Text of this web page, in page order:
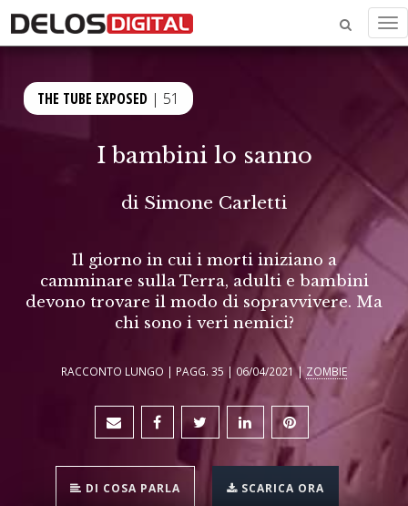
THE TUBE EXPOSED | 51
I bambini lo sanno
di Simone Carletti
Il giorno in cui i morti iniziano a
camminare sulla Terra, adulti e bambini
devono trovare il modo di sopravvivere. Ma
chi sono i veri nemici?
RACCONTO LUNGO | PAGG. 35 | 06/04/2021 | ZOMBIE
DI COSA PARLA SCARICA ORA